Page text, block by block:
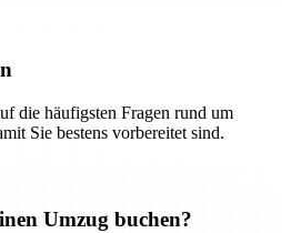
die häufigsten Fragen rund um
Sie bestens vorbereitet sind.
Umzug buchen?